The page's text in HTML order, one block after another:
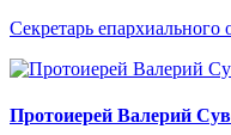
Секретарь
Протоиерей Валерий